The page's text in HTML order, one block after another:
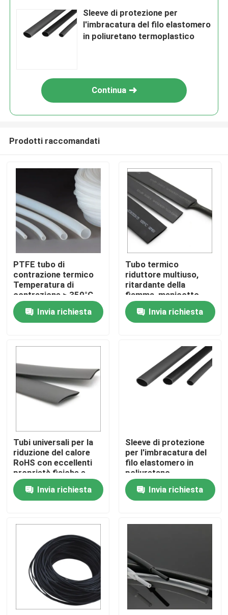
Casa
Video
Visita alla fabbrica
Controllo Qualità
Notizie
Casi
Accessori per cavi elettrici
Sleeve di protezione per
l'imbracatura del filo elastomero
in poliuretano termoplastico
Continua
Prodotti raccomandati
PTFE tubo di
contrazione termico
Temperatura di
contrazione > 350°C
chiaro
Invia richiesta
Tubo termico
riduttore multiuso,
ritardante della
fiamma, manicotto
isolante
Invia richiesta
Tubi universali per la
riduzione del calore
RoHS con eccellenti
proprietà fisiche e
meccaniche
Invia richiesta
Sleeve di protezione
per l'imbracatura del
filo elastomero in
poliuretano
termoplastico
Invia richiesta